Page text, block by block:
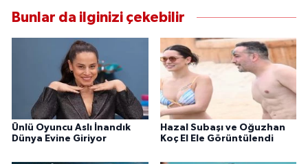
Bunlar da ilginizi çekebilir
Ünlü Oyuncu Aslı İnandık
Dünya Evine Giriyor
Hazal Subaşı ve Oğuzhan
Koç El Ele Görüntülendi